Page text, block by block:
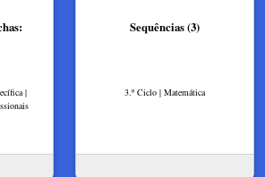
|
Sequências (3)
3.º Ciclo | Matemática